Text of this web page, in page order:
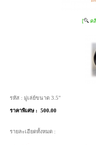
[ คลิ
รหัส : มู่เล่ย์ขนาด 3.5"
ราคาพิเศษ : 500.00
รายละเอียดทั้งหมด :